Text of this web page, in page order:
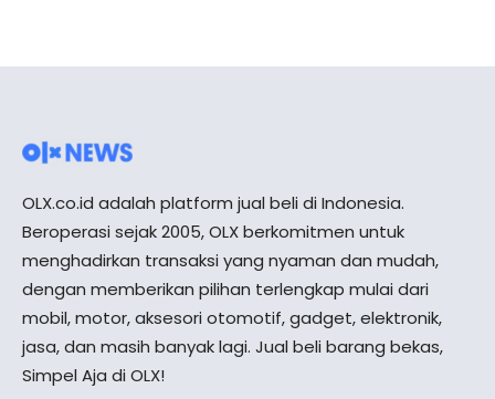
OLX.co.id adalah platform jual beli di Indonesia.
Beroperasi sejak 2005, OLX berkomitmen untuk
menghadirkan transaksi yang nyaman dan mudah,
dengan memberikan pilihan terlengkap mulai dari
mobil, motor, aksesori otomotif, gadget, elektronik,
jasa, dan masih banyak lagi. Jual beli barang bekas,
Simpel Aja di OLX!